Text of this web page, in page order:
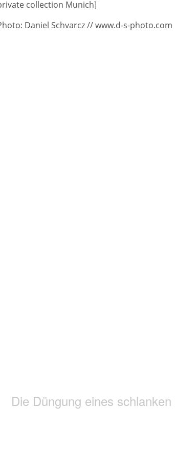
collection Munich]
Daniel Schvarcz // www.d-s-photo.com
Die Düngung eines schlanken Mädchens mit